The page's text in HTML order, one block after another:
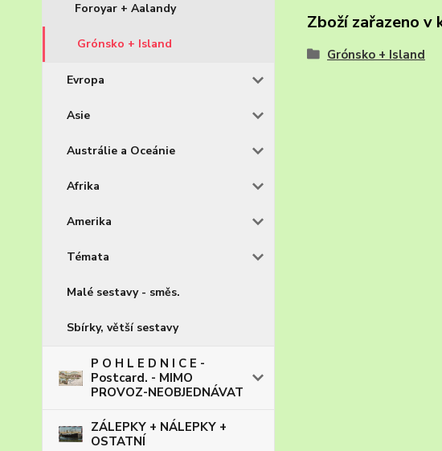
Foroyar + Aalandy
Grónsko + Island
Evropa
Asie
Austrálie a Oceánie
Afrika
Amerika
Témata
Malé sestavy - směs.
Sbírky, větší sestavy
P O H L E D N I C E -
Postcard. - MIMO
PROVOZ-NEOBJEDNÁVAT
ZÁLEPKY + NÁLEPKY +
OSTATNÍ
Zboží zařazeno v
Grónsko + Island